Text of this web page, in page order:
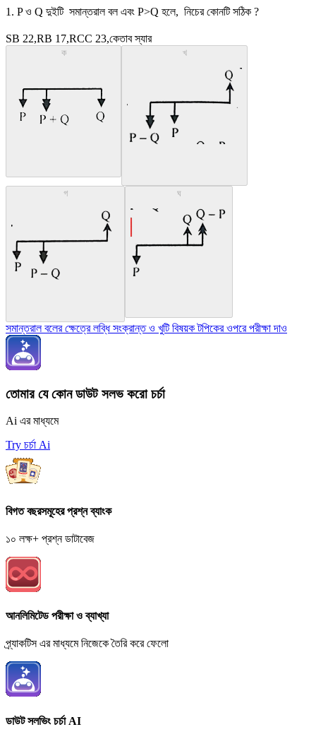
1. P ও Q দুইটি সমান্তরাল বল এবং P>Q হলে, নিচের কোনটি সঠিক ?
SB 22,RB 17,RCC 23,কেতাব স্যার
ক খ
গ ঘ
সমান্তরাল বলের ক্ষেত্রে লব্ধি সংক্রান্ত ও খুটি বিষয়ক টপিকের ওপরে পরীক্ষা দাও
তোমার যে কোন ডাউট সলভ করো চর্চা
Ai এর মাধ্যমে
Try চর্চা Ai
বিগত বছরসমূহের প্রশ্ন ব্যাংক
১০ লক্ষ+ প্রশ্ন ডাটাবেজ
আনলিমিটেড পরীক্ষা ও ব্যাখ্যা
প্র্যাকটিস এর মাধ্যমে নিজেকে তৈরি করে ফেলো
ডাউট সলভিং চর্চা AI